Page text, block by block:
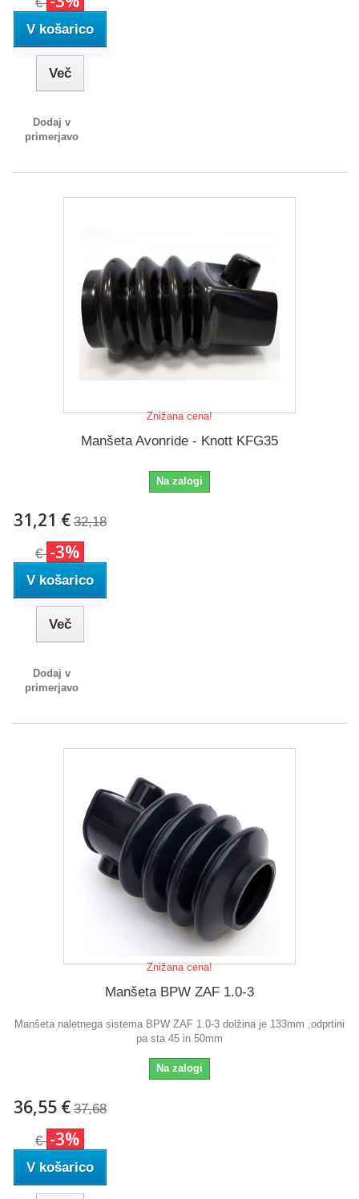
V košarico
Več
Dodaj v
primerjavo
Znižana cena!
Manšeta Avonride - Knott KFG35
Na zalogi
31,21 € 32,18
€ -3%
V košarico
Več
Dodaj v
primerjavo
Znižana cena!
Manšeta BPW ZAF 1.0-3
Manšeta naletnega sistema BPW ZAF 1.0-3 dolžina je 133mm ,odprtini
pa sta 45 in 50mm
Na zalogi
36,55 € 37,68
€ -3%
V košarico